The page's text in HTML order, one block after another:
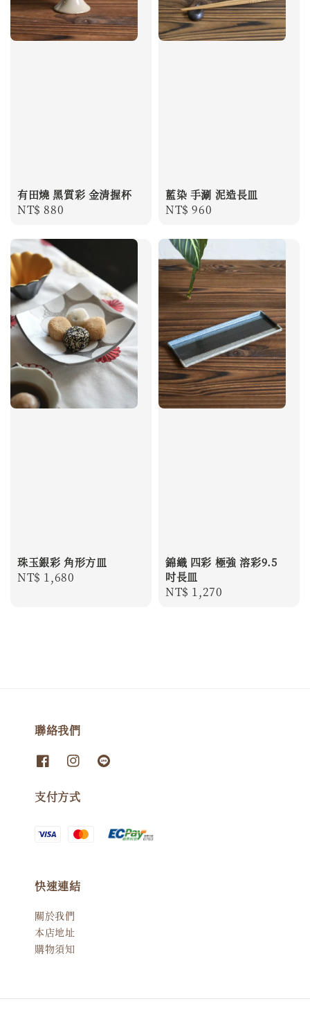
有田燒 黑質彩 金清握杯
Regular
NT$ 880
藍染 手涮 泥造長皿
Regular
NT$ 960
珠玉銀彩 角形方皿
Regular
NT$ 1,680
錦織 四彩 極強 溶彩9.5
吋長皿
Regular
NT$ 1,270
聯絡我們
支付方式
快速連結
關於我們
本店地址
購物須知